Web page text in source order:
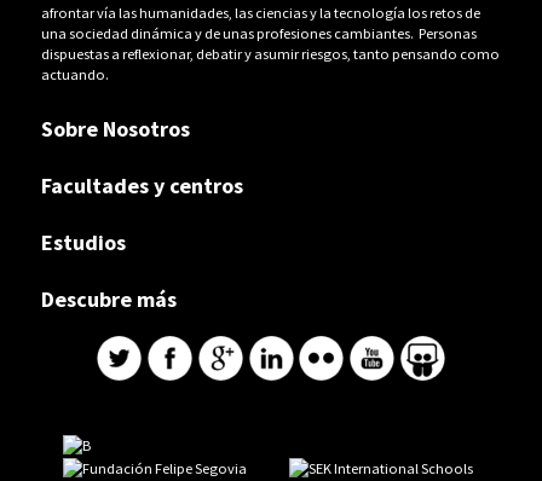
afrontar vía las humanidades, las ciencias y la tecnología los retos de
una sociedad dinámica y de unas profesiones cambiantes. Personas
dispuestas a reflexionar, debatir y asumir riesgos, tanto pensando como
actuando.
Sobre Nosotros
Facultades y centros
Estudios
Descubre más